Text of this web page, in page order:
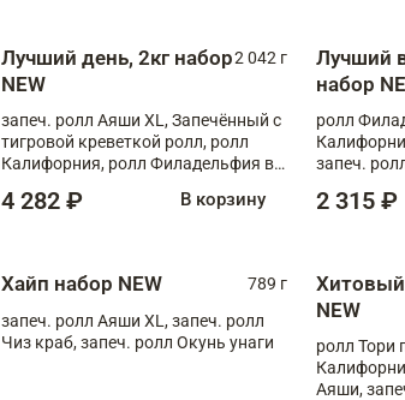
Лучший день, 2кг набор
NEW
2 042 г
запеч. ролл Аяши XL, Запечённый с
тигровой креветкой ролл, ролл
Калифорния, ролл Филадельфия в
запеч. ролл Моцарелломания, ролл
4 282 ₽ В корзину
Лучший
набор
ролл
запеч.
2 315 ₽
Хайп набор NEW
789 г
запеч. ролл Аяши XL, запеч. ролл
Чиз краб, запеч. ролл Окунь унаги
Хитовый
NEW
ролл Тори
Аяши,